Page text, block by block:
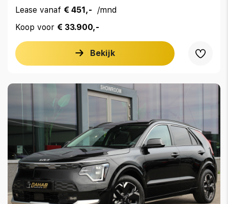
Lease vanaf € 451,-
/mnd
Koop voor € 33.900,-
Bekijk